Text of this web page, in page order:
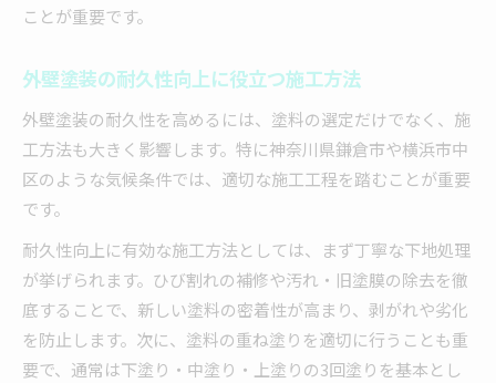
ことが重要です。
外壁塗装の耐久性向上に役立つ施工方法
外壁塗装の耐久性を高めるには、塗料の選定だけでなく、施
工方法も大きく影響します。特に神奈川県鎌倉市や横浜市中
区のような気候条件では、適切な施工工程を踏むことが重要
です。
耐久性向上に有効な施工方法としては、まず丁寧な下地処理
が挙げられます。ひび割れの補修や汚れ・旧塗膜の除去を徹
底することで、新しい塗料の密着性が高まり、剥がれや劣化
を防止します。次に、塗料の重ね塗りを適切に行うことも重
要で、通常は下塗り・中塗り・上塗りの3回塗りを基本とし